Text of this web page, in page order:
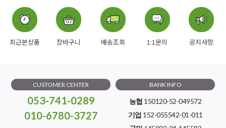
최근본상품 장바구니 배송조회 1:1문의 공지사항
CUSTOMER CENTER
053-741-0289
010-6780-3727
BANK INFO
농협 150120-52-049572
기업 152-055542-01-011